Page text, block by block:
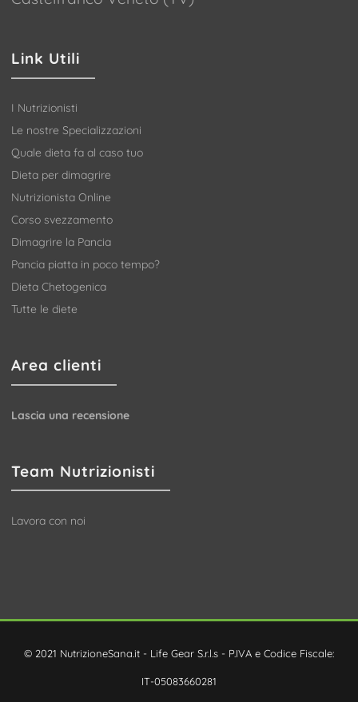
Link Utili
I Nutrizionisti
Le nostre Specializzazioni
Quale dieta fa al caso tuo
Dieta per dimagrire
Nutrizionista Online
Corso svezzamento
Dimagrire la Pancia
Pancia piatta in poco tempo?
Dieta Chetogenica
Tutte le diete
Area clienti
Lascia una recensione
Team Nutrizionisti
Lavora con noi
© 2021 NutrizioneSana.it - Life Gear S.r.l.s - P.IVA e Codice Fiscale:
IT-05083660281